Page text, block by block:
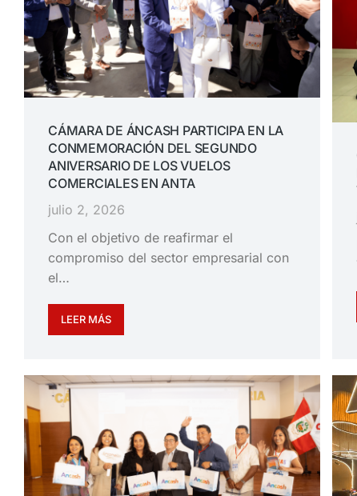
CÁMARA DE ÁNCASH PARTICIPA EN LA
CONMEMORACIÓN DEL SEGUNDO
ANIVERSARIO DE LOS VUELOS
COMERCIALES EN ANTA
julio 2, 2026
Con el objetivo de reafirmar el
compromiso del sector empresarial con
el…
LEER MÁS